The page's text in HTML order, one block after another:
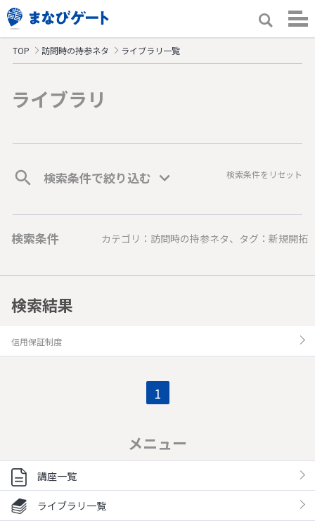
TOP 訪問時の持参ネタ ライブラリ一覧
ライブラリ
検索条件で絞り込む 検索条件をリセット
検索条件 カテゴリ：訪問時の持参ネタ、タグ：新規開拓
検索結果
信用保証制度
1
メニュー
講座一覧
ライブラリ一覧